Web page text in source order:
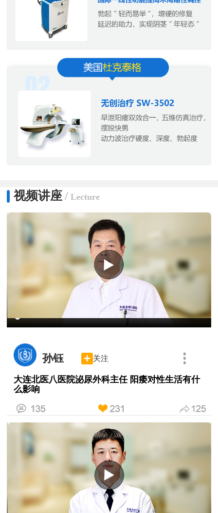
视频讲座/ Lecture
孙钰 关注
大连北医八医院泌尿外科主任 阳痿对性生活有什
么影响